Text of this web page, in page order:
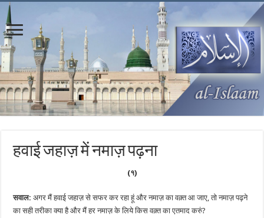
हवाई जहाज़ में नमाज़ पढ़ना
(१)
सवाल: अगर मैं हवाई जहाज़ से सफर कर रहा हूं और नमाज़ का वक़्त आ जाए, तो नमाज़ पढ़ने
का सही तरीका क्या है और मैं हर नमाज़ के लिये किस वक़्त का एतमाद करुं?